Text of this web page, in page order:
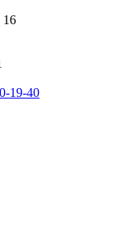
16
19-40